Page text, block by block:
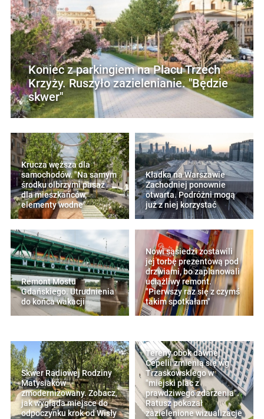
Koniec z parkingiem na Placu Trzech
Krzyży. Ruszyło zazielenianie. "Będzie
skwer"
Krucza węższa dla
samochodów. "Na samym
środku olbrzymi pasaż
dla mieszkańców,
elementy wodne"
Kładka na Warszawie
Zachodniej ponownie
otwarta. Podróżni mogą
już z niej korzystać
Remont Mostu
Gdańskiego. Utrudnienia
do końca wakacji
Nowi sąsiedzi zostawili
jej torbę prezentową pod
drzwiami, bo zaplanowali
uciążliwy remont.
"Pierwszy raz się z czymś
takim spotkałam"
Skwer Radiowej Rodziny
Matysiaków
zmodernizowany. Zobacz,
jak wygląda miejsce do
odpoczynku krok od Wisły
Tereny obok dawnej
Cepelii zmienią się wg
Trzaskowskiego w
"miejski plac z
prawdziwego zdarzenia".
Ratusz pokazał
zazielenione wizualizacje